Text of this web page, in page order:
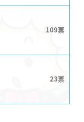
109
23